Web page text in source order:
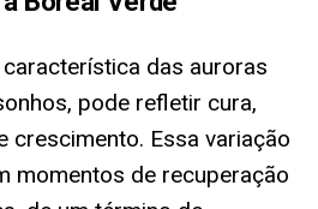
das auroras
pode refletir cura,
crescimento. Essa variação
momentos de recuperação